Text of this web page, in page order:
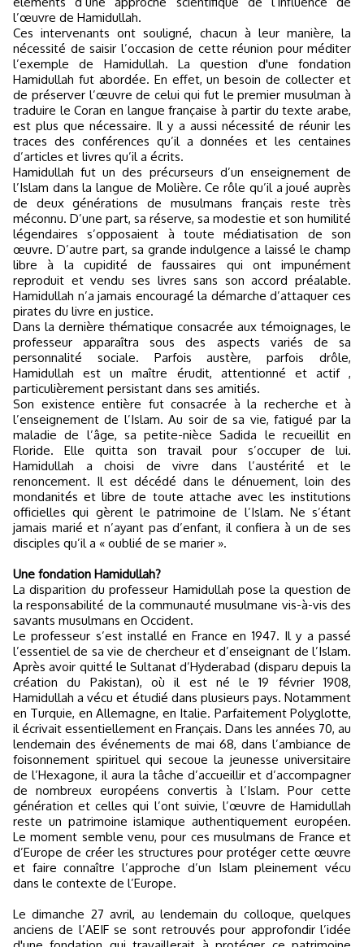
l’œuvre de Hamidullah.
Ces intervenants ont souligné, chacun à leur manière, la
nécessité de saisir l’occasion de cette réunion pour méditer
l’exemple de Hamidullah. La question d'une fondation
Hamidullah fut abordée. En effet, un besoin de collecter et
de préserver l’œuvre de celui qui fut le premier musulman à
traduire le Coran en langue française à partir du texte arabe,
est plus que nécessaire. Il y a aussi nécessité de réunir les
traces des conférences qu’il a données et les centaines
d’articles et livres qu’il a écrits.
Hamidullah fut un des précurseurs d’un enseignement de
l’Islam dans la langue de Molière. Ce rôle qu’il a joué auprès
de deux générations de musulmans français reste très
méconnu. D’une part, sa réserve, sa modestie et son humilité
légendaires s’opposaient à toute médiatisation de son
œuvre. D’autre part, sa grande indulgence a laissé le champ
libre à la cupidité de faussaires qui ont impunément
reproduit et vendu ses livres sans son accord préalable.
Hamidullah n’a jamais encouragé la démarche d’attaquer ces
pirates du livre en justice.
Dans la dernière thématique consacrée aux témoignages, le
professeur apparaîtra sous des aspects variés de sa
personnalité sociale. Parfois austère, parfois drôle,
Hamidullah est un maître érudit, attentionné et actif ,
particulièrement persistant dans ses amitiés.
Son existence entière fut consacrée à la recherche et à
l’enseignement de l’Islam. Au soir de sa vie, fatigué par la
maladie de l’âge, sa petite-nièce Sadida le recueillit en
Floride. Elle quitta son travail pour s’occuper de lui.
Hamidullah a choisi de vivre dans l’austérité et le
renoncement. Il est décédé dans le dénuement, loin des
mondanités et libre de toute attache avec les institutions
officielles qui gèrent le patrimoine de l’Islam. Ne s’étant
jamais marié et n’ayant pas d’enfant, il confiera à un de ses
disciples qu’il a « oublié de se marier ».
Une fondation Hamidullah?
La disparition du professeur Hamidullah pose la question de
la responsabilité de la communauté musulmane vis-à-vis des
savants musulmans en Occident.
Le professeur s’est installé en France en 1947. Il y a passé
l’essentiel de sa vie de chercheur et d’enseignant de l’Islam.
Après avoir quitté le Sultanat d’Hyderabad (disparu depuis la
création du Pakistan), où il est né le 19 février 1908,
Hamidullah a vécu et étudié dans plusieurs pays. Notamment
en Turquie, en Allemagne, en Italie. Parfaitement Polyglotte,
il écrivait essentiellement en Français. Dans les années 70, au
lendemain des événements de mai 68, dans l’ambiance de
foisonnement spirituel qui secoue la jeunesse universitaire
de l’Hexagone, il aura la tâche d’accueillir et d’accompagner
de nombreux européens convertis à l’Islam. Pour cette
génération et celles qui l’ont suivie, l’œuvre de Hamidullah
reste un patrimoine islamique authentiquement européen.
Le moment semble venu, pour ces musulmans de France et
d’Europe de créer les structures pour protéger cette œuvre
et faire connaître l’approche d’un Islam pleinement vécu
dans le contexte de l’Europe.
Le dimanche 27 avril, au lendemain du colloque, quelques
anciens de l’AEIF se sont retrouvés pour approfondir l’idée